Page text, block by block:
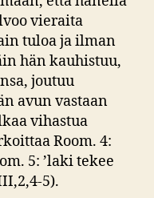
vieraita
tuloa ja ilman
hän kauhistuu,
joutuu
avun vastaan
vihastua
Room. 4:
5: ’laki tekee
5).